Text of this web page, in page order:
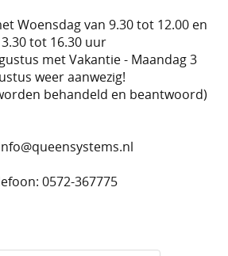
Woensdag van 9.30 tot 12.00 en
tot 16.30 uur
met Vakantie - Maandag 3
weer aanwezig!
behandeld en beantwoord)
0572-367775